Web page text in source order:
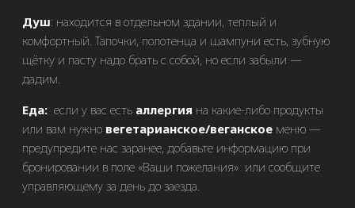
Душ: находится в отдельном здании, теплый и
комфортный. Тапочки, полотенца и шампуни есть, зубную
щётку и пасту надо брать с собой, но если забыли —
дадим.
Еда: если у вас есть аллергия на какие-либо продукты
или вам нужно вегетарианское/веганское меню —
предупредите нас заранее, добавьте информацию при
бронировании в поле «Ваши пожелания» или сообщите
управляющему за день до заезда.